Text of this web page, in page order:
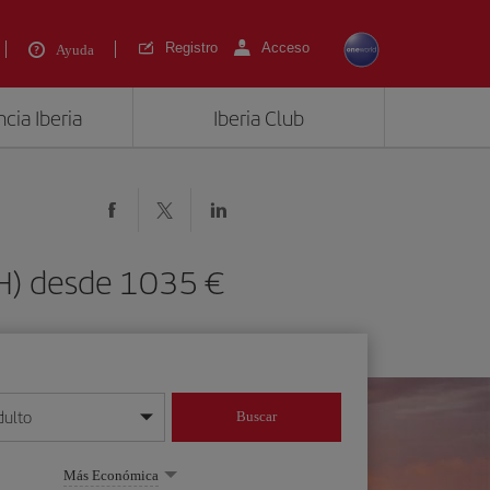
Ayuda Registro Acceso
Iberia Iberia Club
desde 1035 €
mes/año
Buscar
Más Económica